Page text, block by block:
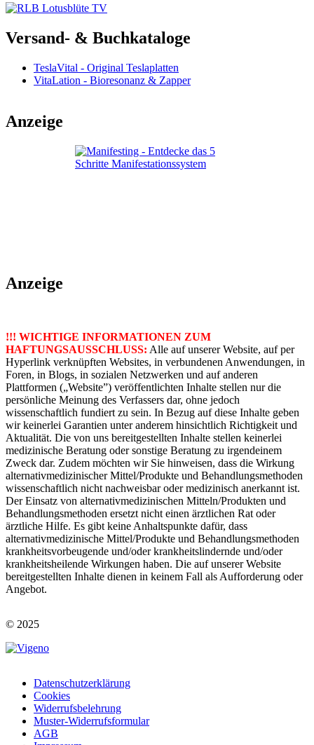
Versand- & Buchkataloge
TeslaVital - Original Teslaplatten
VitaLation - Bioresonanz & Zapper
Anzeige
Anzeige
!!! WICHTIGE INFORMATIONEN ZUM
HAFTUNGSAUSSCHLUSS: Alle auf unserer Website, auf per
Hyperlink verknüpften Websites, in verbundenen Anwendungen, in
Foren, in Blogs, in sozialen Netzwerken und auf anderen
Plattformen („Website”) veröffentlichten Inhalte stellen nur die
persönliche Meinung des Verfassers dar, ohne jedoch
wissenschaftlich fundiert zu sein. In Bezug auf diese Inhalte geben
wir keinerlei Garantien unter anderem hinsichtlich Richtigkeit und
Aktualität. Die von uns bereitgestellten Inhalte stellen keinerlei
medizinische Beratung oder sonstige Beratung zu irgendeinem
Zweck dar. Zudem möchten wir Sie hinweisen, dass die Wirkung
alternativmedizinischer Mittel/Produkte und Behandlungsmethoden
wissenschaftlich nicht nachweisbar oder medizinisch anerkannt ist.
Der Einsatz von alternativmedizinischen Mitteln/Produkten und
Behandlungsmethoden ersetzt nicht einen ärztlichen Rat oder
ärztliche Hilfe. Es gibt keine Anhaltspunkte dafür, dass
alternativmedizinische Mittel/Produkte und Behandlungsmethoden
krankheitsvorbeugende und/oder krankheitslindernde und/oder
krankheitsheilende Wirkungen haben. Die auf unserer Website
bereitgestellten Inhalte dienen in keinem Fall als Aufforderung oder
Angebot.
© 2025
2023
Datenschutzerklärung
Cookies
Widerrufsbelehrung
Muster-Widerrufsformular
AGB